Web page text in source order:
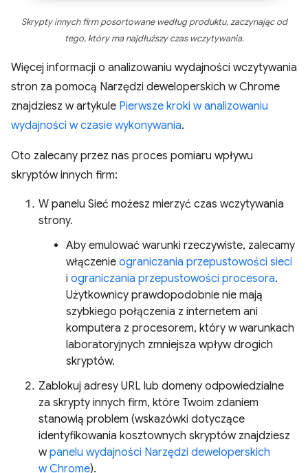
Skrypty innych firm posortowane według produktu, zaczynając od
tego, który ma najdłuższy czas wczytywania.
Więcej informacji o analizowaniu wydajności wczytywania
stron za pomocą Narzędzi deweloperskich w Chrome
znajdziesz w artykule Pierwsze kroki w analizowaniu
wydajności w czasie wykonywania.
Oto zalecany przez nas proces pomiaru wpływu
skryptów innych firm:
W panelu Sieć możesz mierzyć czas wczytywania
strony.
Aby emulować warunki rzeczywiste, zalecamy
włączenie ograniczania przepustowości sieci
i ograniczania przepustowości procesora.
Użytkownicy prawdopodobnie nie mają
szybkiego połączenia z internetem ani
komputera z procesorem, który w warunkach
laboratoryjnych zmniejsza wpływ drogich
skryptów.
Zablokuj adresy URL lub domeny odpowiedzialne
za skrypty innych firm, które Twoim zdaniem
stanowią problem (wskazówki dotyczące
identyfikowania kosztownych skryptów znajdziesz
wpanelu wydajności Narzędzi deweloperskich
w Chrome).